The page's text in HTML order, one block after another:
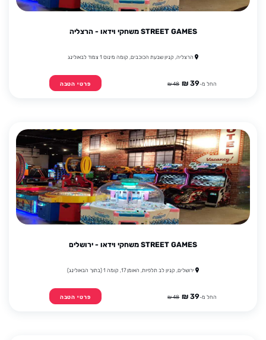
STREET GAMES משחקי וידאו - הרצליה
הרצליה, קניון שבעת הכוכבים, קומה מינוס 1 צמוד לבאולינג
החל מ-39 ₪
48 ₪ פרטי הטבה
STREET GAMES משחקי וידאו - ירושלים
ירושלים, קניון לב תלפיות, האומן 17, קומה 1 (בתוך הבאולינג)
החל מ-39 ₪
48 ₪ פרטי הטבה